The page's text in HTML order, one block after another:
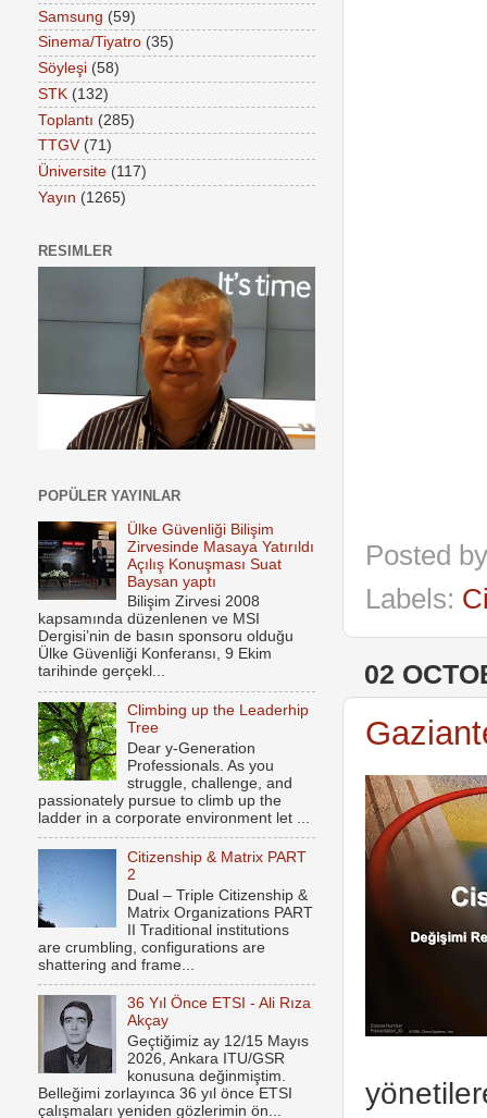
Posted
Labels:
02
Samsung (59)
Sinema/Tiyatro (35)
Söyleşi (58)
STK (132)
Toplantı (285)
TTGV (71)
Üniversite (117)
Yayın (1265)
RESIMLER
POPÜLER YAYINLAR
Ülke Güvenliği Bilişim
Zirvesinde Masaya Yatırıldı
Açılış Konuşması Suat
Baysan yaptı
Bilişim Zirvesi 2008
kapsamında düzenlenen ve MSI
Dergisi’nin de basın sponsoru olduğu
Ülke Güvenliği Konferansı, 9 Ekim
tarihinde gerçekl...
Climbing up the Leaderhip
Tree
Dear y-Generation
Professionals. As you
struggle, challenge, and
passionately pursue to climb up the
ladder in a corporate environment let ...
Citizenship & Matrix PART
2
Dual – Triple Citizenship &
Matrix Organizations PART
II Traditional institutions
are crumbling, configurations are
shattering and frame...
36 Yıl Önce ETSI - Ali Rıza
Akçay
Geçtiğimiz ay 12/15 Mayıs
2026, Ankara ITU/GSR
konusuna değinmiştim.
Belleğimi zorlayınca 36 yıl önce ETSI
çalışmaları yeniden gözlerimin ön...